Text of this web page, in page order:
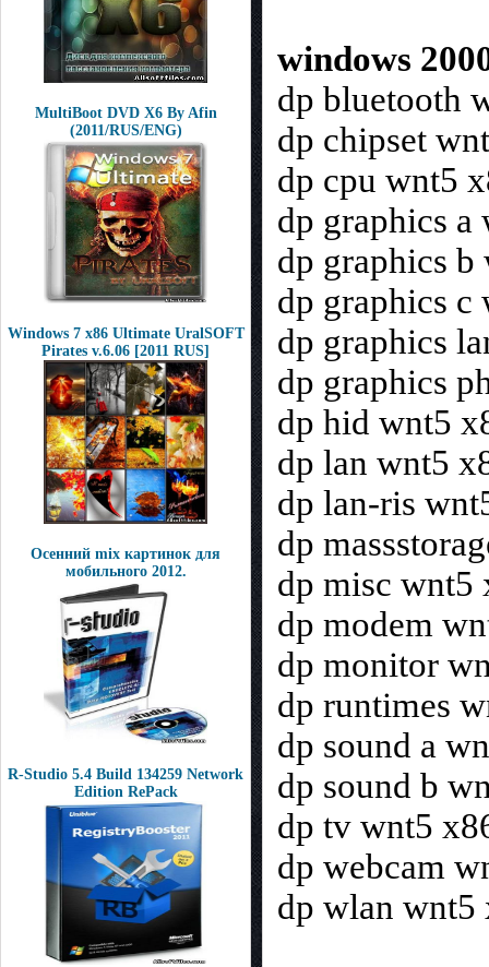
MultiBoot DVD X6 By Afin
(2011/RUS/ENG)
Windows 7 x86 Ultimate UralSOFT
Pirates v.6.06 [2011 RUS]
Осенний mix картинок для
мобильного 2012.
R-Studio 5.4 Build 134259 Network
Edition RePack
windows
dp bluetooth
dp chipset
dp cpu wnt5
dp graphics a
dp graphics
dp graphics c
dp graphics
dp graphics
dp hid wnt5
dp lan wnt5
dp lan-ris
dp
dp misc wnt5
dp modem
dp monitor
dp runtimes
dp sound a
dp sound b
dp tv wnt5
dp webcam
dp wlan wnt5